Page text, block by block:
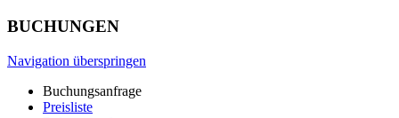
BUCHUNGEN
Navigation überspringen
Buchungsanfrage
Preisliste